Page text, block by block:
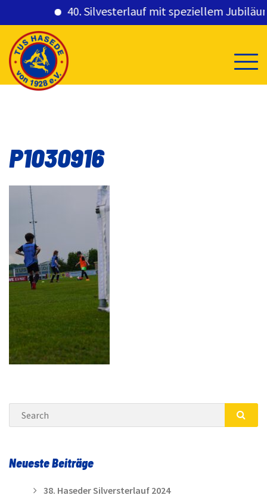
40. Silvesterlauf mit speziellem
content
P1030916
Search
Neueste Beiträge
38. Haseder Silversterlauf 2024